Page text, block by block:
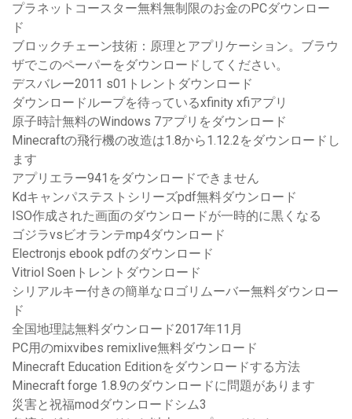
プラネットコースター無料無制限のお金のPCダウンロー
ド
ブロックチェーン技術：原理とアプリケーション。ブラウ
ザでこのペーパーをダウンロードしてください。
デスバレー2011 s01トレントダウンロード
ダウンロードループを待っているxfinity xfiアプリ
原子時計無料のWindows 7アプリをダウンロード
Minecraftの飛行機の改造は1.8から1.12.2をダウンロードし
ます
アプリエラー941をダウンロードできません
Kdキャンパステストシリーズpdf無料ダウンロード
ISO作成された画面のダウンロードが一時的に黒くなる
ゴジラvsビオランテmp4ダウンロード
Electronjs ebook pdfのダウンロード
Vitriol Soenトレントダウンロード
シリアルキー付きの簡単なロゴリムーバー無料ダウンロー
ド
全国地理誌無料ダウンロード2017年11月
PC用のmixvibes remixlive無料ダウンロード
Minecraft Education Editionをダウンロードする方法
Minecraft forge 1.8.9のダウンロードに問題があります
災害と祝福modダウンロードシム3